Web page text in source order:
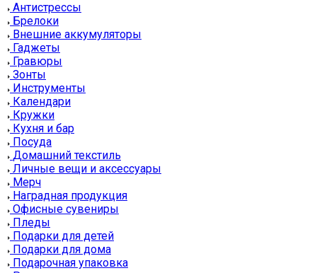
Антистрессы
Брелоки
Внешние аккумуляторы
Гаджеты
Гравюры
Зонты
Инструменты
Календари
Кружки
Кухня и бар
Посуда
Домашний текстиль
Личные вещи и аксессуары
Мерч
Наградная продукция
Офисные сувениры
Пледы
Подарки для детей
Подарки для дома
Подарочная упаковка